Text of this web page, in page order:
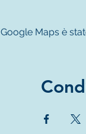
Google Maps è